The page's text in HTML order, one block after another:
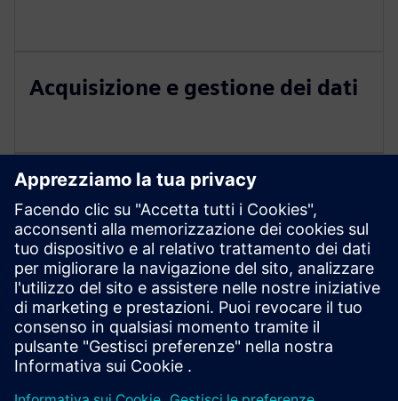
Acquisizione e gestione dei dati
Gestione della manutenzione
Monitoraggio e dashboard